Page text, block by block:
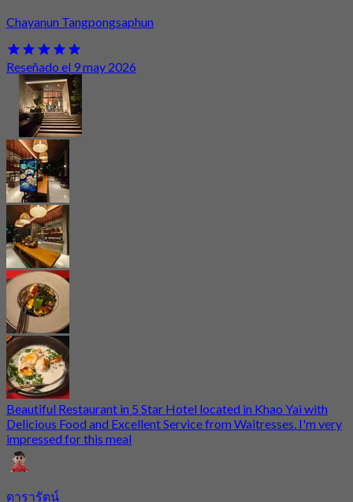
Chayanun Tangpongsaphun
Reseñado el 9 may 2026
Beautiful Restaurant in 5 Star Hotel located in Khao Yai with
Delicious Food and Excellent Service from Waitresses. I'm very
impressed for this meal
ดารารัตน์